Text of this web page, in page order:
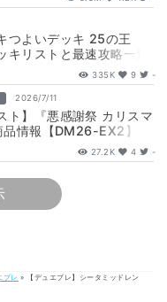
つよいデッキ 25の王
キリストと最速攻略一覧
】
335K 9 -
2026/7/11
ト】『悪感謝祭 カリスマ
品情報【DM26-EX2】
27.2K 4 -
プレ »
【デュエプレ】シータミッドレン